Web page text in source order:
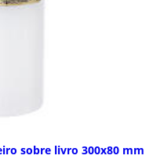
sobre livro 300x80 mm